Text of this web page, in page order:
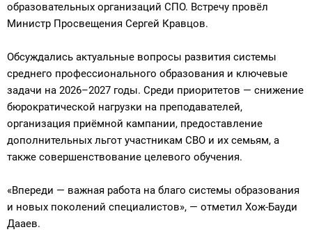
образовательных организаций СПО. Встречу провёл
Министр Просвещения Сергей Кравцов.
Обсуждались актуальные вопросы развития системы
среднего профессионального образования и ключевые
задачи на 2026–2027 годы. Среди приоритетов — снижение
бюрократической нагрузки на преподавателей,
организация приёмной кампании, предоставление
дополнительных льгот участникам СВО и их семьям, а
также совершенствование целевого обучения.
«Впереди — важная работа на благо системы образования
и новых поколений специалистов», — отметил Хож-Бауди
Дааев.